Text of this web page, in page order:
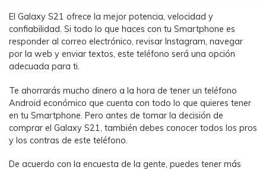
El Galaxy S21 ofrece la mejor potencia, velocidad y
confiabilidad. Si todo lo que haces con tu Smartphone es
responder al correo electrónico, revisar Instagram, navegar
por la web y enviar textos, este teléfono será una opción
adecuada para ti.
Te ahorrarás mucho dinero a la hora de tener un teléfono
Android económico que cuenta con todo lo que quieres tener
en tu Smartphone. Pero antes de tomar la decisión de
comprar el Galaxy S21, también debes conocer todos los pros
y los contras de este teléfono.
De acuerdo con la encuesta de la gente, puedes tener más